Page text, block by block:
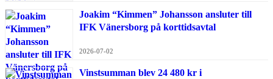
Joakim “Kimmen” Johansson ansluter till
IFK Vänersborg på korttidsavtal
2026-07-02
Vinstsumman blev 24 480 kr i